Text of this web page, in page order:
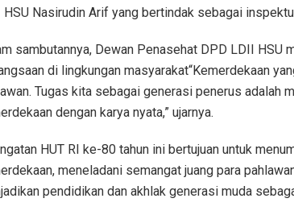
HSU Nasirudin Arif yang bertindak sebagai
sambutannya, Dewan Penasehat DPD LDII HSU
di lingkungan masyarakat“Kemerdekaan
Tugas kita sebagai generasi penerus adalah
dengan karya nyata,” ujarnya.
HUT RI ke-80 tahun ini bertujuan untuk
meneladani semangat juang para
pendidikan dan akhlak generasi muda